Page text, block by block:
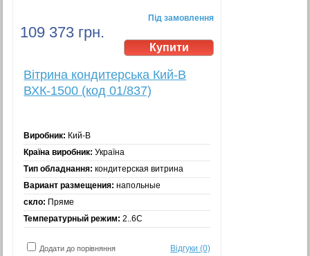
109 373 грн.
Під замовлення
Вітрина кондитерська Кий-В
ВХК-1500 (код 01/837)
Виробник: Кий-В
Країна виробник: Україна
Тип обладнання: кондитерская витрина
Вариант размещения: напольные
скло: Пряме
Температурный режим: 2..6С
Додати до порівняння Відгуки (0)